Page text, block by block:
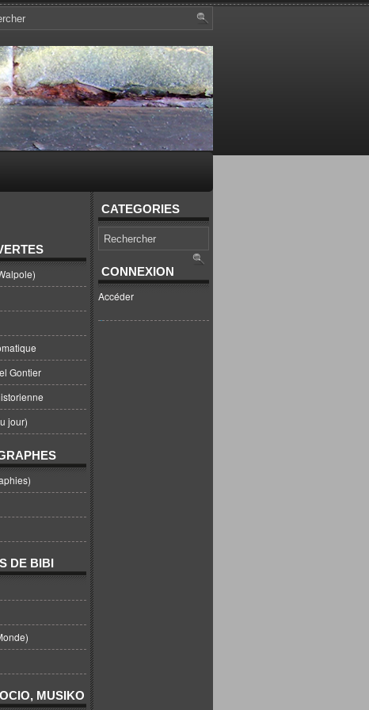
Gontier
jour)
DE BIBI
MUSIKO
CATEGORIES
CONNEXION
Accéder